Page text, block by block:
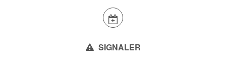
SIGNALER